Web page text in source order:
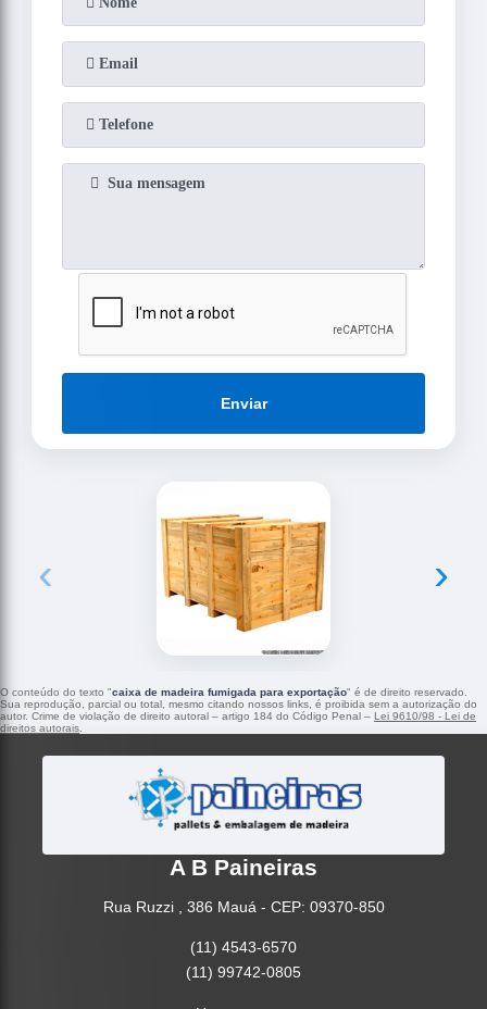
Enviar
‹ ›
O conteúdo do texto "caixa de madeira fumigada para exportação" é de direito reservado.
Sua reprodução, parcial ou total, mesmo citando nossos links, é proibida sem a autorização do
autor. Crime de violação de direito autoral – artigo 184 do Código Penal – Lei 9610/98 - Lei de
direitos autorais.
A B Paineiras
Rua Ruzzi , 386 Mauá - CEP: 09370-850
(11) 4543-6570
(11) 99742-0805